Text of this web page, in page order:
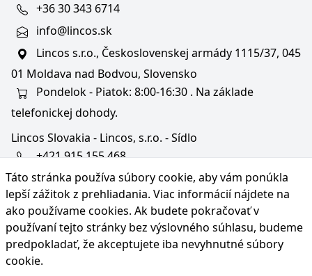
Táto stránka používa súbory cookie, aby vám ponúkla
lepší zážitok z prehliadania. Viac informácií nájdete na
ako používame cookies. Ak budete pokračovať v
používaní tejto stránky bez výslovného súhlasu, budeme
predpokladať, že akceptujete iba nevyhnutné súbory
cookie.
+36 30 343 6714
info@lincos.sk
Lincos s.r.o., Československej armády 1115/37, 045
01 Moldava nad Bodvou, Slovensko
Pondelok - Piatok: 8:00-16:30 . Na základe
telefonickej dohody.
Lincos Slovakia - Lincos, s.r.o. - Sídlo
+421 915 155 468
+36/30 343 6714
bratislava@lincos.sk
Lincos s.r.o., Rustaveliho 4, 831 06 Bratislava - m. č.
Rača, Slovensko
Iba sídlo firmy